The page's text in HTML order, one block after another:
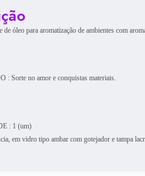
de óleo para aromatização de ambientes com
: Sorte no amor e conquistas materiais.
: 1 (um)
em vidro tipo ambar com gotejador e tampa